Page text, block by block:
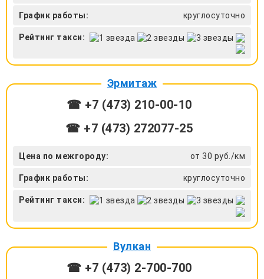
График работы: круглосуточно
Рейтинг такси:
Эрмитаж
☎ +7 (473) 210-00-10
☎ +7 (473) 272077-25
Цена по межгороду: от 30 руб./км
График работы: круглосуточно
Рейтинг такси:
Вулкан
☎ +7 (473) 2-700-700